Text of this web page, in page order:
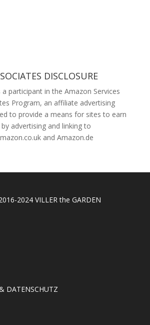
DISCLOSURE
a participant in the Amazon Services
Program, an affiliate advertising
to provide a means for sites to earn
advertising and linking to
and Amazon.de
2024 VILLER the GARDEN
DATENSCHUTZ